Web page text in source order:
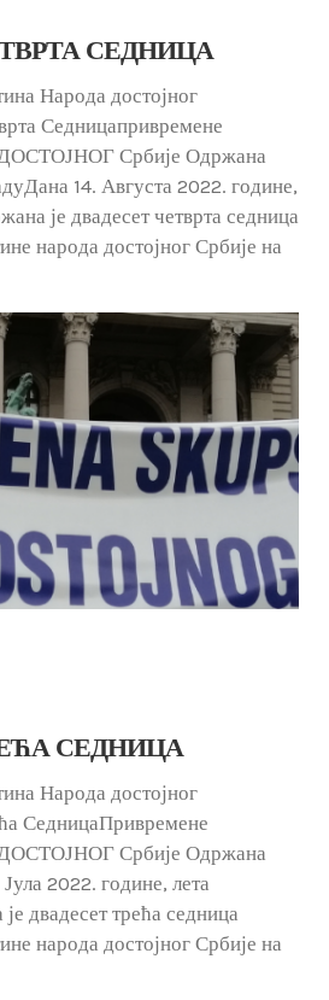
СЕДНИЦА
Народа достојног
Седницапривремене
Србије Одржана
14. Августа 2022. године,
је двадесет четврта седница
народа достојног Србије на
СЕДНИЦА
Народа достојног
СедницаПривремене
Србије Одржана
2022. године, лета
двадесет трећа седница
народа достојног Србије на